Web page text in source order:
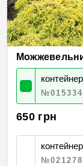
№015334
650 грн
№021278